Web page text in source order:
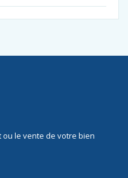
le vente de votre bien